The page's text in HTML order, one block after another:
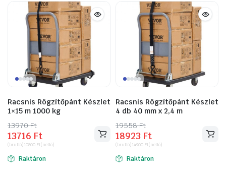
Racsnis Rögzítőpánt Készlet
1×15 m 1000 kg
13970Ft
Original
price
was:
13970 Ft.
13716 Ft
Current
price
is:
13716 Ft.
(bruttó)10800 Ft(nettó)
Raktáron
Racsnis Rögzítőpánt Készlet
4 db 40 mm x 2,4 m
19558Ft
Original
price
was:
19558 Ft.
18923 Ft
Current
price
is:
18923 Ft.
(bruttó)14900 Ft(nettó)
Raktáron